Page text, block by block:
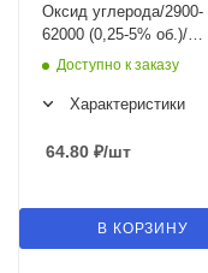
Оксид углерода/2900-
62000 (0,25-5% об.)/
диам.7,3мм/тип ГХ-Е/
Доступно к заказу
Характеристики
64.80 ₽/шт
В КОРЗИНУ